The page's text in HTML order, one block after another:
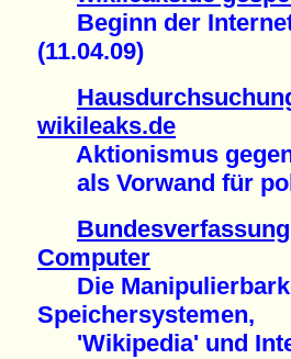
Beginn der
(11.04.09)
wikileaks.de
Aktionismus
als Vorwand für
Computer
Die
Speichersystemen,
'Wikipedia' und